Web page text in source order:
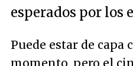
esperados por los
Puede estar de capa
momento, pero el